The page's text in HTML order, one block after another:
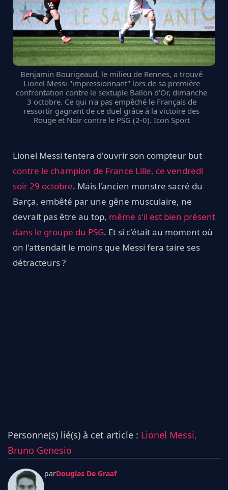
Benjamin Bourigeaud, le milieu de Rennes, a trouvé
Lionel Messi "impressionnant" lors de sa première
confrontation contre le sextuple Ballon d'Or, dimanche
3 octobre. Ce qui n'a pas empêché le Français de
ressortir gagnant de ce duel grâce à la victoire des
Rouge et Noir contre le PSG (2-0). Icon Sport
Lionel Messi tentera d'ouvrir son compteur but
contre le champion de France Lille, ce vendredi
soir 29 octobre. Mais l'ancien monstre sacré du
Barça, embêté par une gêne musculaire, ne
devrait pas être au top, même s'il est bien présent
dans le groupe du PSG. Et si c'était au moment où
on l'attendait le moins que Messi fera taire ses
détracteurs ?
Personne(s) lié(s) à cet article : Lionel Messi,
Bruno Genesio
parDouglas De Graaf